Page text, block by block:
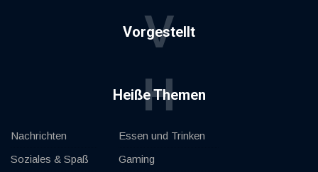
Vorgestellt
V
Heiße Themen
H
Nachrichten
Soziales & Spaß
Essen und Trinken
Gaming